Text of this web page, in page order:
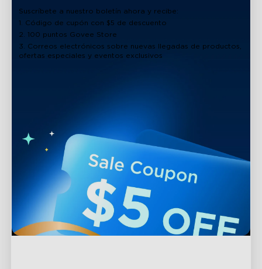
Suscríbete a nuestro boletín ahora y recibe:
1. Código de cupón con $5 de descuento
2. 100 puntos Govee Store
3. Correos electrónicos sobre nuevas llegadas de productos,
ofertas especiales y eventos exclusivos